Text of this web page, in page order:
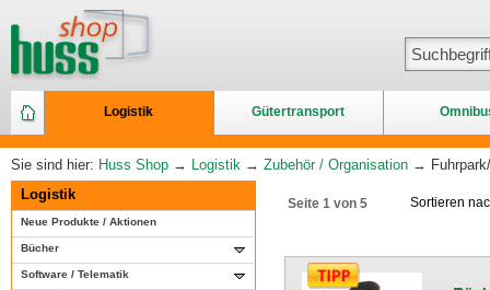
Logistik Gütertransport
Sie sind hier: Huss Shop → Logistik → Zubehör / Organisation →
Logistik
Neue Produkte / Aktionen
Bücher
Software / Telematik
Seite 1 von 5 Sortieren